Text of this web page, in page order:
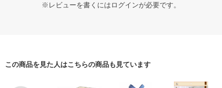
※レビューを書くにはログインが必要です。
この商品を見た人はこちらの商品も見ています